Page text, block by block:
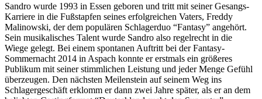
Sandro wurde 1993 in Essen geboren und tritt mit seiner Gesangs-
Karriere in die Fußstapfen seines erfolgreichen Vaters, Freddy
Malinowski, der dem populären Schlagerduo “Fantasy” angehört.
Sein musikalisches Talent wurde Sandro also regelrecht in die
Wiege gelegt. Bei einem spontanen Auftritt bei der Fantasy-
Sommernacht 2014 in Aspach konnte er erstmals ein größeres
Publikum mit seiner stimmlichen Leistung und jeder Menge Gefühl
überzeugen. Den nächsten Meilenstein auf seinem Weg ins
Schlagergeschäft erklomm er dann zwei Jahre später, als er an dem